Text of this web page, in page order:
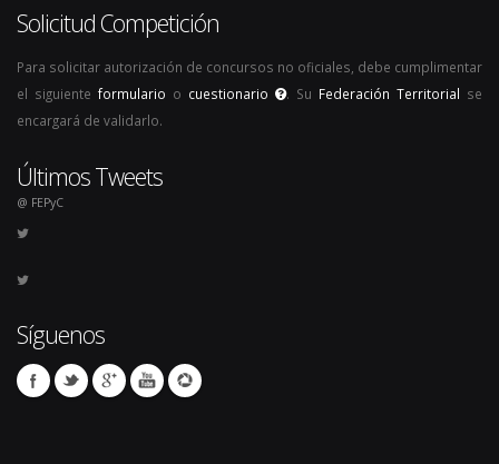
Solicitud Competición
Para solicitar autorización de concursos no oficiales, debe cumplimentar
el siguiente formulario o cuestionario . Su Federación Territorial se
encargará de validarlo.
Últimos Tweets
@ FEPyC
Síguenos